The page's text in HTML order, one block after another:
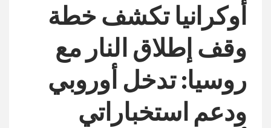
أوكرانيا تكشف خطة
وقف إطلاق النار مع
روسيا: تدخل أوروبي
ودعم استخباراتي